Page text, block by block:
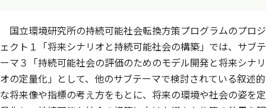
国立環境研究所の持続可能社会転換方策プログラムのプロジ
ェクト１「将来シナリオと持続可能社会の構築」では、サブテ
ーマ３「持続可能社会の評価のためのモデル開発と将来シナリ
オの定量化」として、他のサブテーマで検討されている叙述的
な将来像や指標の考え方をもとに、将来の環境や社会の姿を定